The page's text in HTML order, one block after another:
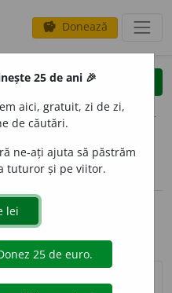
savings Donează
clear
opțiuni
25 de ani 🎉
aici, gratuit, zi de zi,
de căutări.
ne-ați ajuta să păstrăm
tuturor și pe viitor.